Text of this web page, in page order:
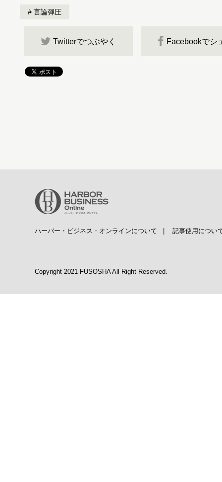
言論弾圧
Twitterでつぶやく Facebookでシ
ハーバー・ビジネス・オンラインについて 記事使用につい
Copyright 2021 FUSOSHA All Right Reserved.